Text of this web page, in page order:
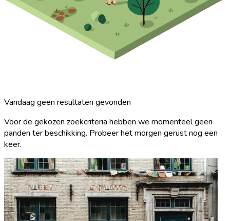
Vandaag geen resultaten gevonden
Voor de gekozen zoekcriteria hebben we momenteel geen
panden ter beschikking. Probeer het morgen gerust nog een
keer.